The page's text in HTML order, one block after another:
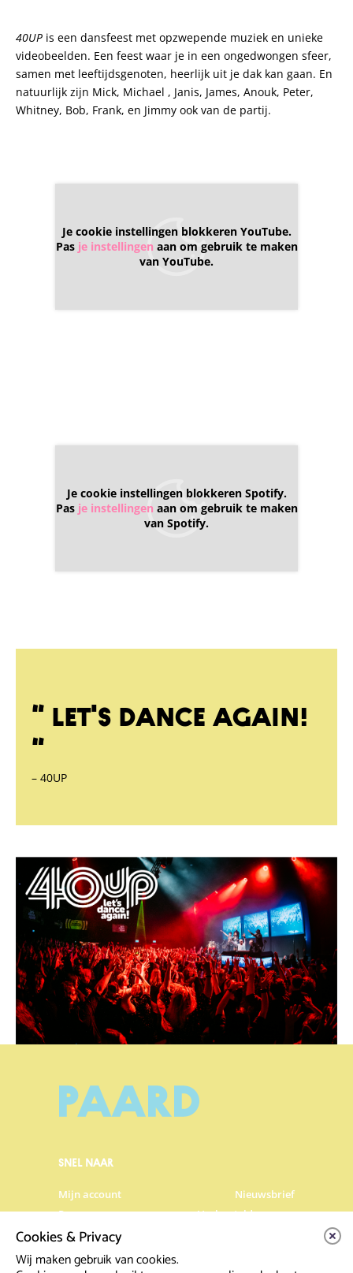
40UP is een dansfeest met opzwepende muziek en unieke
videobeelden. Een feest waar je in een ongedwongen sfeer,
samen met leeftijdsgenoten, heerlijk uit je dak kan gaan. En
natuurlijk zijn Mick, Michael , Janis, James, Anouk, Peter,
Whitney, Bob, Frank, en Jimmy ook van de partij.
Je cookie instellingen blokkeren YouTube.
Pas je instellingen aan om gebruik te maken
van YouTube.
Je cookie instellingen blokkeren Spotify.
Pas je instellingen aan om gebruik te maken
van Spotify.
“ Let's Dance Again!
– 40UP
SNEL NAAR
Mijn account
Nieuwsbrief
Programma
Veelgestelde vragen
Partners & Sponsoren
Artiesten info
Cookies & Privacy
Wij maken gebruik van cookies.